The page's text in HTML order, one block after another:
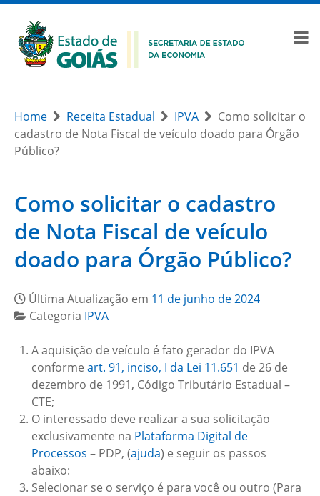
Home Receita Estadual IPVA
Como solicitar o
cadastro de Nota Fiscal de veículo doado para Órgão
Público?
Como solicitar o cadastro
de Nota Fiscal de veículo
doado para Órgão Público?
Última Atualização em 11 de junho de 2024
Categoria IPVA
A aquisição de veículo é fato gerador do IPVA
conforme art. 91, inciso, I da Lei 11.651 de 26 de
dezembro de 1991, Código Tributário Estadual –
CTE;
O interessado deve realizar a sua solicitação
exclusivamente na Plataforma Digital de
Processos – PDP, (ajuda) e seguir os passos
abaixo:
Selecionar se o serviço é para você ou outro (Para